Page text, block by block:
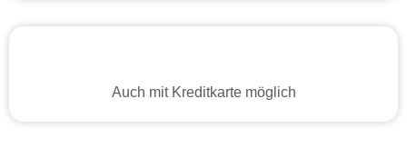
Auch mit Kreditkarte möglich